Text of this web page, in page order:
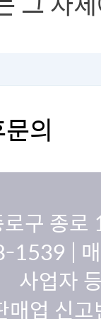
의
구 종
1539 |
사업자
매업 신